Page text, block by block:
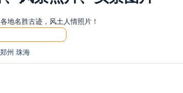
地名胜古迹，风土人情照片！
郑州 珠海